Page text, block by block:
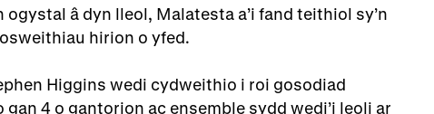
ogystal â dyn lleol, Malatesta a’i fand teithiol sy’n
hirion o yfed.
Higgins wedi cydweithio i roi gosodiad
4 o gantorion ac ensemble sydd wedi’i leoli ar